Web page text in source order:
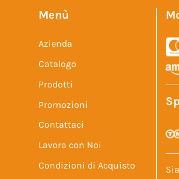
Menù
Azienda
Catalogo
Prodotti
Promozioni
Contattaci
Lavora con Noi
Condizioni di Acquisto